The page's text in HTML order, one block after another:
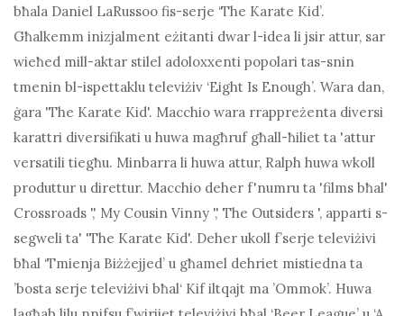
bħala Daniel LaRussoo fis-serje ‘The Karate Kid’.
Għalkemm inizjalment eżitanti dwar l-idea li jsir attur, sar
wieħed mill-aktar stilel adoloxxenti popolari tas-snin
tmenin bl-ispettaklu televiżiv ‘Eight Is Enough’. Wara dan,
ġara 'The Karate Kid'. Macchio wara rrappreżenta diversi
karattri diversifikati u huwa magħruf għall-ħiliet ta 'attur
versatili tiegħu. Minbarra li huwa attur, Ralph huwa wkoll
produttur u direttur. Macchio deher f'numru ta 'films bħal'
Crossroads ',' My Cousin Vinny ',' The Outsiders ', apparti s-
segweli ta' 'The Karate Kid'. Deher ukoll f’serje televiżivi
bħal ‘Tmienja Biżżejjed’ u għamel dehriet mistiedna ta
’bosta serje televiżivi bħal‘ Kif iltqajt ma ’Ommok’. Huwa